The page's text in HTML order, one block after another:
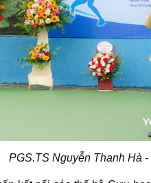
PGS.TS Nguyễn Thanh Hà